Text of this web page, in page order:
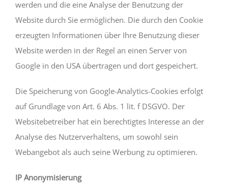
werden und die eine Analyse der Benutzung der
Website durch Sie ermöglichen. Die durch den Cookie
erzeugten Informationen über Ihre Benutzung dieser
Website werden in der Regel an einen Server von
Google in den USA übertragen und dort gespeichert.
Die Speicherung von Google-Analytics-Cookies erfolgt
auf Grundlage von Art. 6 Abs. 1 lit. f DSGVO. Der
Websitebetreiber hat ein berechtigtes Interesse an der
Analyse des Nutzerverhaltens, um sowohl sein
Webangebot als auch seine Werbung zu optimieren.
IP Anonymisierung